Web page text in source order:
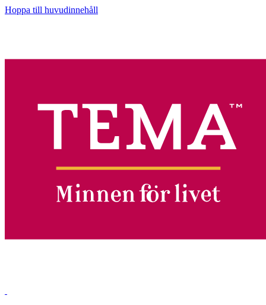
Hoppa till huvudinnehåll